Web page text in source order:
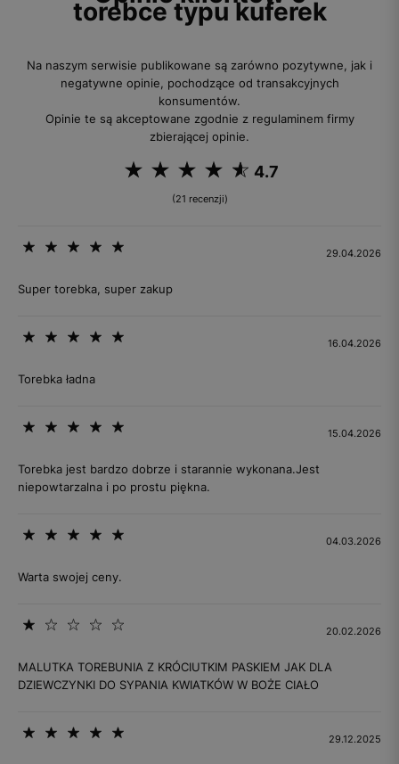
torebce typu kuferek
Na naszym serwisie publikowane są zarówno pozytywne, jak i
negatywne opinie, pochodzące od transakcyjnych
konsumentów.
Opinie te są akceptowane zgodnie z regulaminem firmy
zbierającej opinie.
4.7
(21 recenzji)
29.04.2026
Super torebka, super zakup
16.04.2026
Torebka ładna
15.04.2026
Torebka jest bardzo dobrze i starannie wykonana.Jest
niepowtarzalna i po prostu piękna.
04.03.2026
Warta swojej ceny.
20.02.2026
MALUTKA TOREBUNIA Z KRÓCIUTKIM PASKIEM JAK DLA
DZIEWCZYNKI DO SYPANIA KWIATKÓW W BOŻE CIAŁO
29.12.2025